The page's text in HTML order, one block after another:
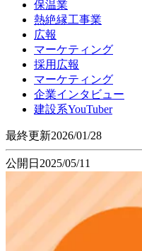
保温業
熱絶縁工事業
広報
マーケティング
採用広報
マーケティング
企業インタビュー
建設系YouTuber
最終更新2026/01/28
公開日 2025/05/11